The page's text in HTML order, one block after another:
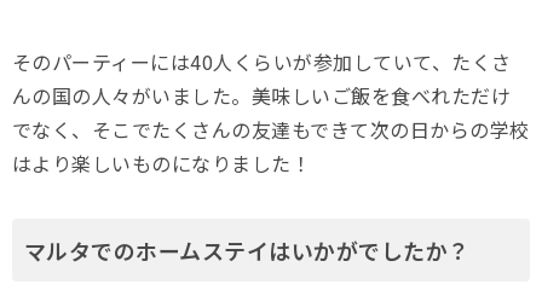
そのパーティーには40人くらいが参加していて、たくさ
んの国の人々がいました。美味しいご飯を食べれただけ
でなく、そこでたくさんの友達もできて次の日からの学校
はより楽しいものになりました！
マルタでのホームステイはいかがでしたか？